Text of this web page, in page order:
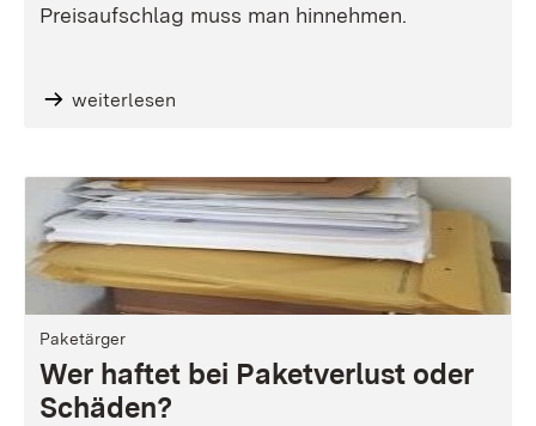
Preisaufschlag muss man hinnehmen.
weiterlesen
Paketärger
Wer haftet bei Paketverlust oder
Schäden?